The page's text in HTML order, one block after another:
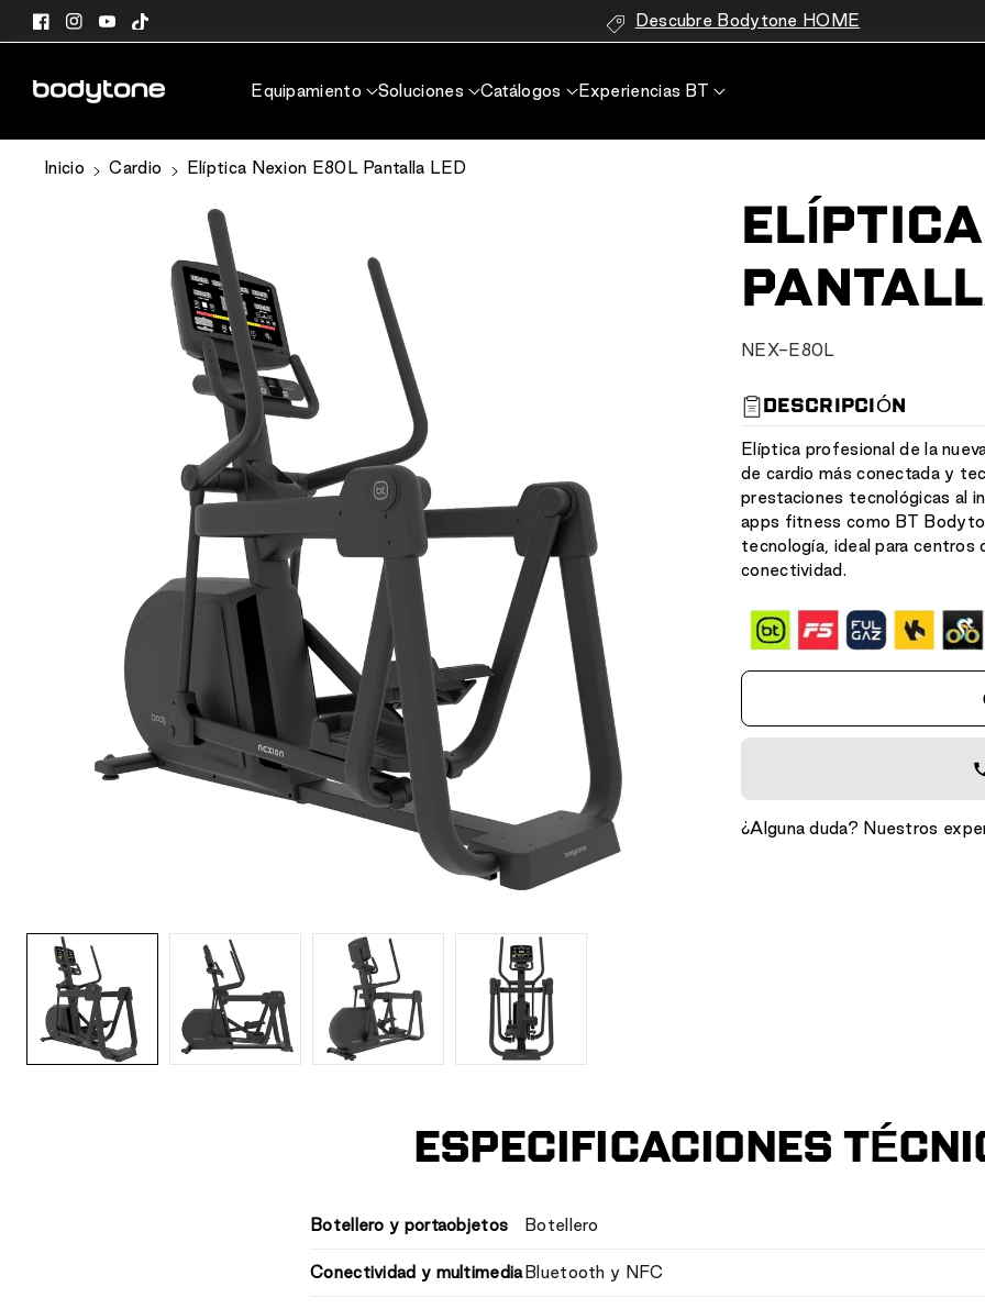
directamente
al contenido
Facebook
Instagram
YouTube
TikTok
Descubre Bodytone HOME
Equipamiento Soluciones Catálogos Experiencias BT
Inicio Cardio Elíptica Nexion E80L Pantalla LED
S
U
:
NEX-E80L
DESCRIPCIÓN
Elíptica profesional de la
de cardio más conectada y
prestaciones tecnológicas al
apps fitness como BT
tecnología, ideal para
conectividad.
¿Alguna duda? Nuestros
ESPECIFICACIONES
Botellero y portaobjetos Botellero
Conectividad y multimedia Bluetooth y NFC